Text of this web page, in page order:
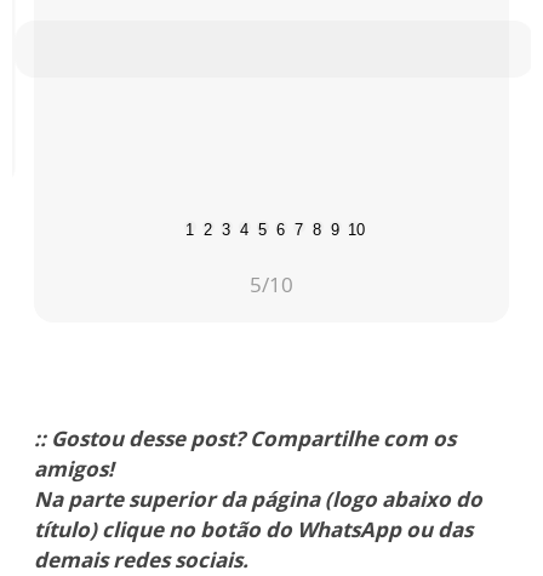
1 2 3 4 5 6 7 8 9 10
5/10
:: Gostou desse post? Compartilhe com os
amigos!
Na parte superior da página (logo abaixo do
título) clique no botão do WhatsApp ou das
demais redes sociais.